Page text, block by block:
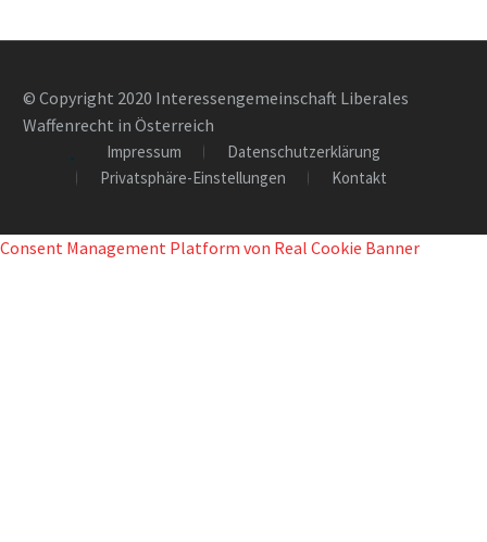
© Copyright 2020 Interessengemeinschaft Liberales
Waffenrecht in Österreich
Impressum
Datenschutzerklärung
Privatsphäre-Einstellungen
Kontakt
Consent Management Platform von Real Cookie Banner